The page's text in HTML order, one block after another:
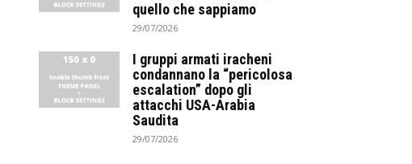
quello che sappiamo
29/07/2026
I gruppi armati iracheni
condannano la “pericolosa
escalation” dopo gli
attacchi USA-Arabia
Saudita
29/07/2026